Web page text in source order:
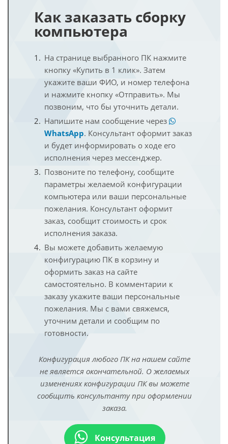
Как заказать сборку
компьютера
На странице выбранного ПК нажмите
кнопку «Купить в 1 клик». Затем
укажите ваши ФИО, и номер телефона
и нажмите кнопку «Отправить». Мы
позвоним, что бы уточнить детали.
Напишите нам сообщение через
WhatsApp. Консультант оформит заказ
и будет информировать о ходе его
исполнения через мессенджер.
Позвоните по телефону, сообщите
параметры желаемой конфигурации
компьютера или ваши персональные
пожелания. Консультант оформит
заказ, сообщит стоимость и срок
исполнения заказа.
Вы можете добавить желаемую
конфигурацию ПК в корзину и
оформить заказ на сайте
самостоятельно. В комментарии к
заказу укажите ваши персональные
пожелания. Мы с вами свяжемся,
уточним детали и сообщим по
готовности.
Конфигурация любого ПК на нашем сайте
не является окончательной. О желаемых
изменениях конфигурации ПК вы можете
сообщить консультанту при оформлении
заказа.
Консультация